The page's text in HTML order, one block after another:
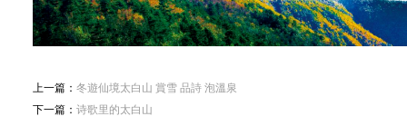
上一篇： 冬遊仙境太白山 賞雪 品詩 泡溫泉
下一篇： 诗歌里的太白山